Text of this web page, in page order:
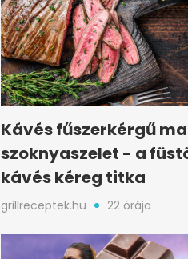
Kávés fűszerkérgű
szoknyaszelet - a
kávés kéreg titka
grillreceptek.hu 22 órája